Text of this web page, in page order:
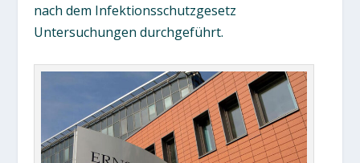
nach dem Infektionsschutzgesetz
Untersuchungen durchgeführt.